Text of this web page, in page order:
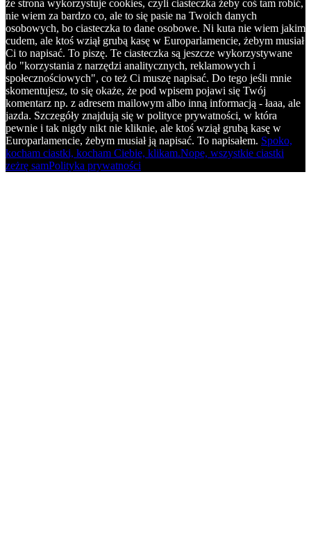
że strona wykorzystuje cookies, czyli ciasteczka żeby coś tam robić,
nie wiem za bardzo co, ale to się pasie na Twoich danych
osobowych, bo ciasteczka to dane osobowe. Ni kuta nie wiem jakim
cudem, ale ktoś wziął grubą kasę w Europarlamencie, żebym musiał
Ci to napisać. To piszę. Te ciasteczka są jeszcze wykorzystywane
do "korzystania z narzędzi analitycznych, reklamowych i
społecznościowych", co też Ci muszę napisać. Do tego jeśli mnie
skomentujesz, to się okaże, że pod wpisem pojawi się Twój
komentarz np. z adresem mailowym albo inną informacją - łaaa, ale
jazda. Szczegóły znajdują się w polityce prywatności, w która
pewnie i tak nigdy nikt nie kliknie, ale ktoś wziął grubą kasę w
Europarlamencie, żebym musiał ją napisać. To napisałem. Spoko,
kocham ciastki, kocham Ciebie, klikam.Nope, wszystkie ciastki
zeżrę samPolityka prywatności